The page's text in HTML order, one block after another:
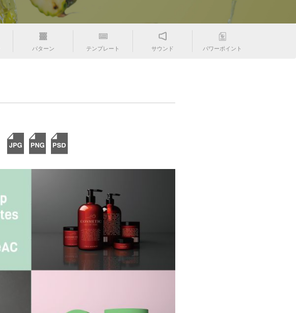
パターン テンプレート サウンド パワーポイント